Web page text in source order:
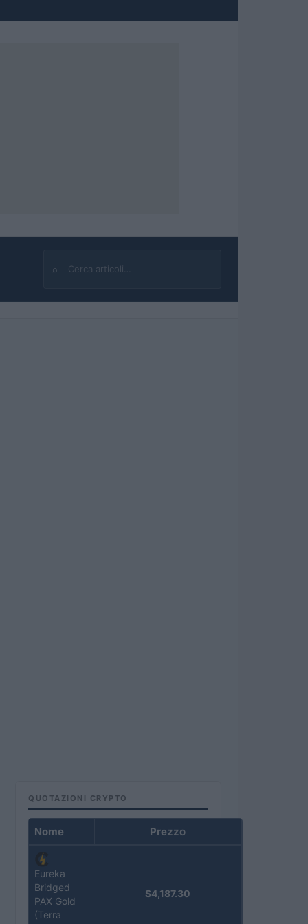
⌕
Cerca
QUOTAZIONI CRYPTO
Nome Prezzo
Eureka
Bridged
PAX Gold
(Terra
$4,187.30